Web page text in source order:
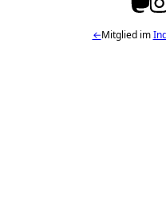
←Mitglied im